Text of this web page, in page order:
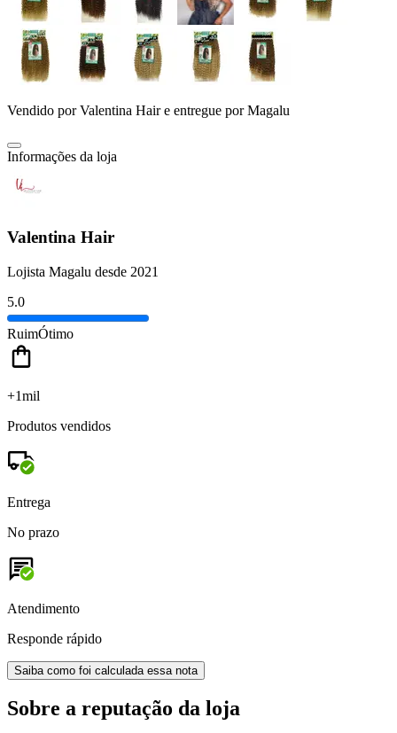
Vendido porValentina Haire entregue por Magalu
Informações da loja
Valentina Hair
Lojista Magalu desde 2021
5.0
RuimÓtimo
+1mil
Produtos vendidos
Entrega
No prazo
Atendimento
Responde rápido
Saiba como foi calculada essa nota
Sobre a reputação da loja